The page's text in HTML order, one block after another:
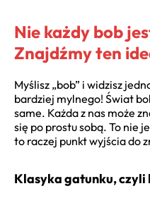
Nie każdy bob
Znajdźmy ten
Myślisz „bob” i widzisz
bardziej mylnego! Świat
same. Każda z nas może
się po prostu sobą. To nie
to raczej punkt wyjścia do
Klasyka gatunku, czyli